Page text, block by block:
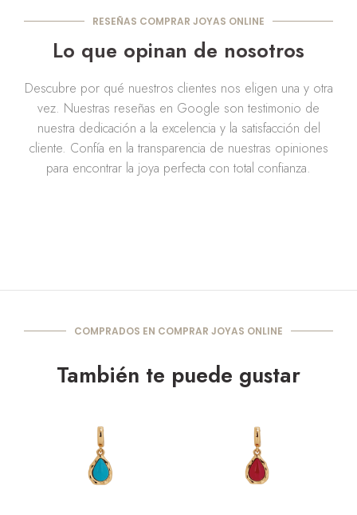
RESEÑAS COMPRAR JOYAS ONLINE
Lo que opinan de nosotros
Descubre por qué nuestros clientes nos eligen una y otra
vez. Nuestras reseñas en Google son testimonio de
nuestra dedicación a la excelencia y la satisfacción del
cliente. Confía en la transparencia de nuestras opiniones
para encontrar la joya perfecta con total confianza.
COMPRADOS EN COMPRAR JOYAS ONLINE
También te puede gustar